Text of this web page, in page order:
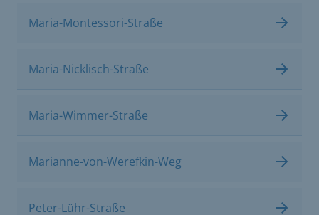
Maria-Montessori-Straße
Maria-Nicklisch-Straße
Maria-Wimmer-Straße
Marianne-von-Werefkin-Weg
Peter-Lühr-Straße